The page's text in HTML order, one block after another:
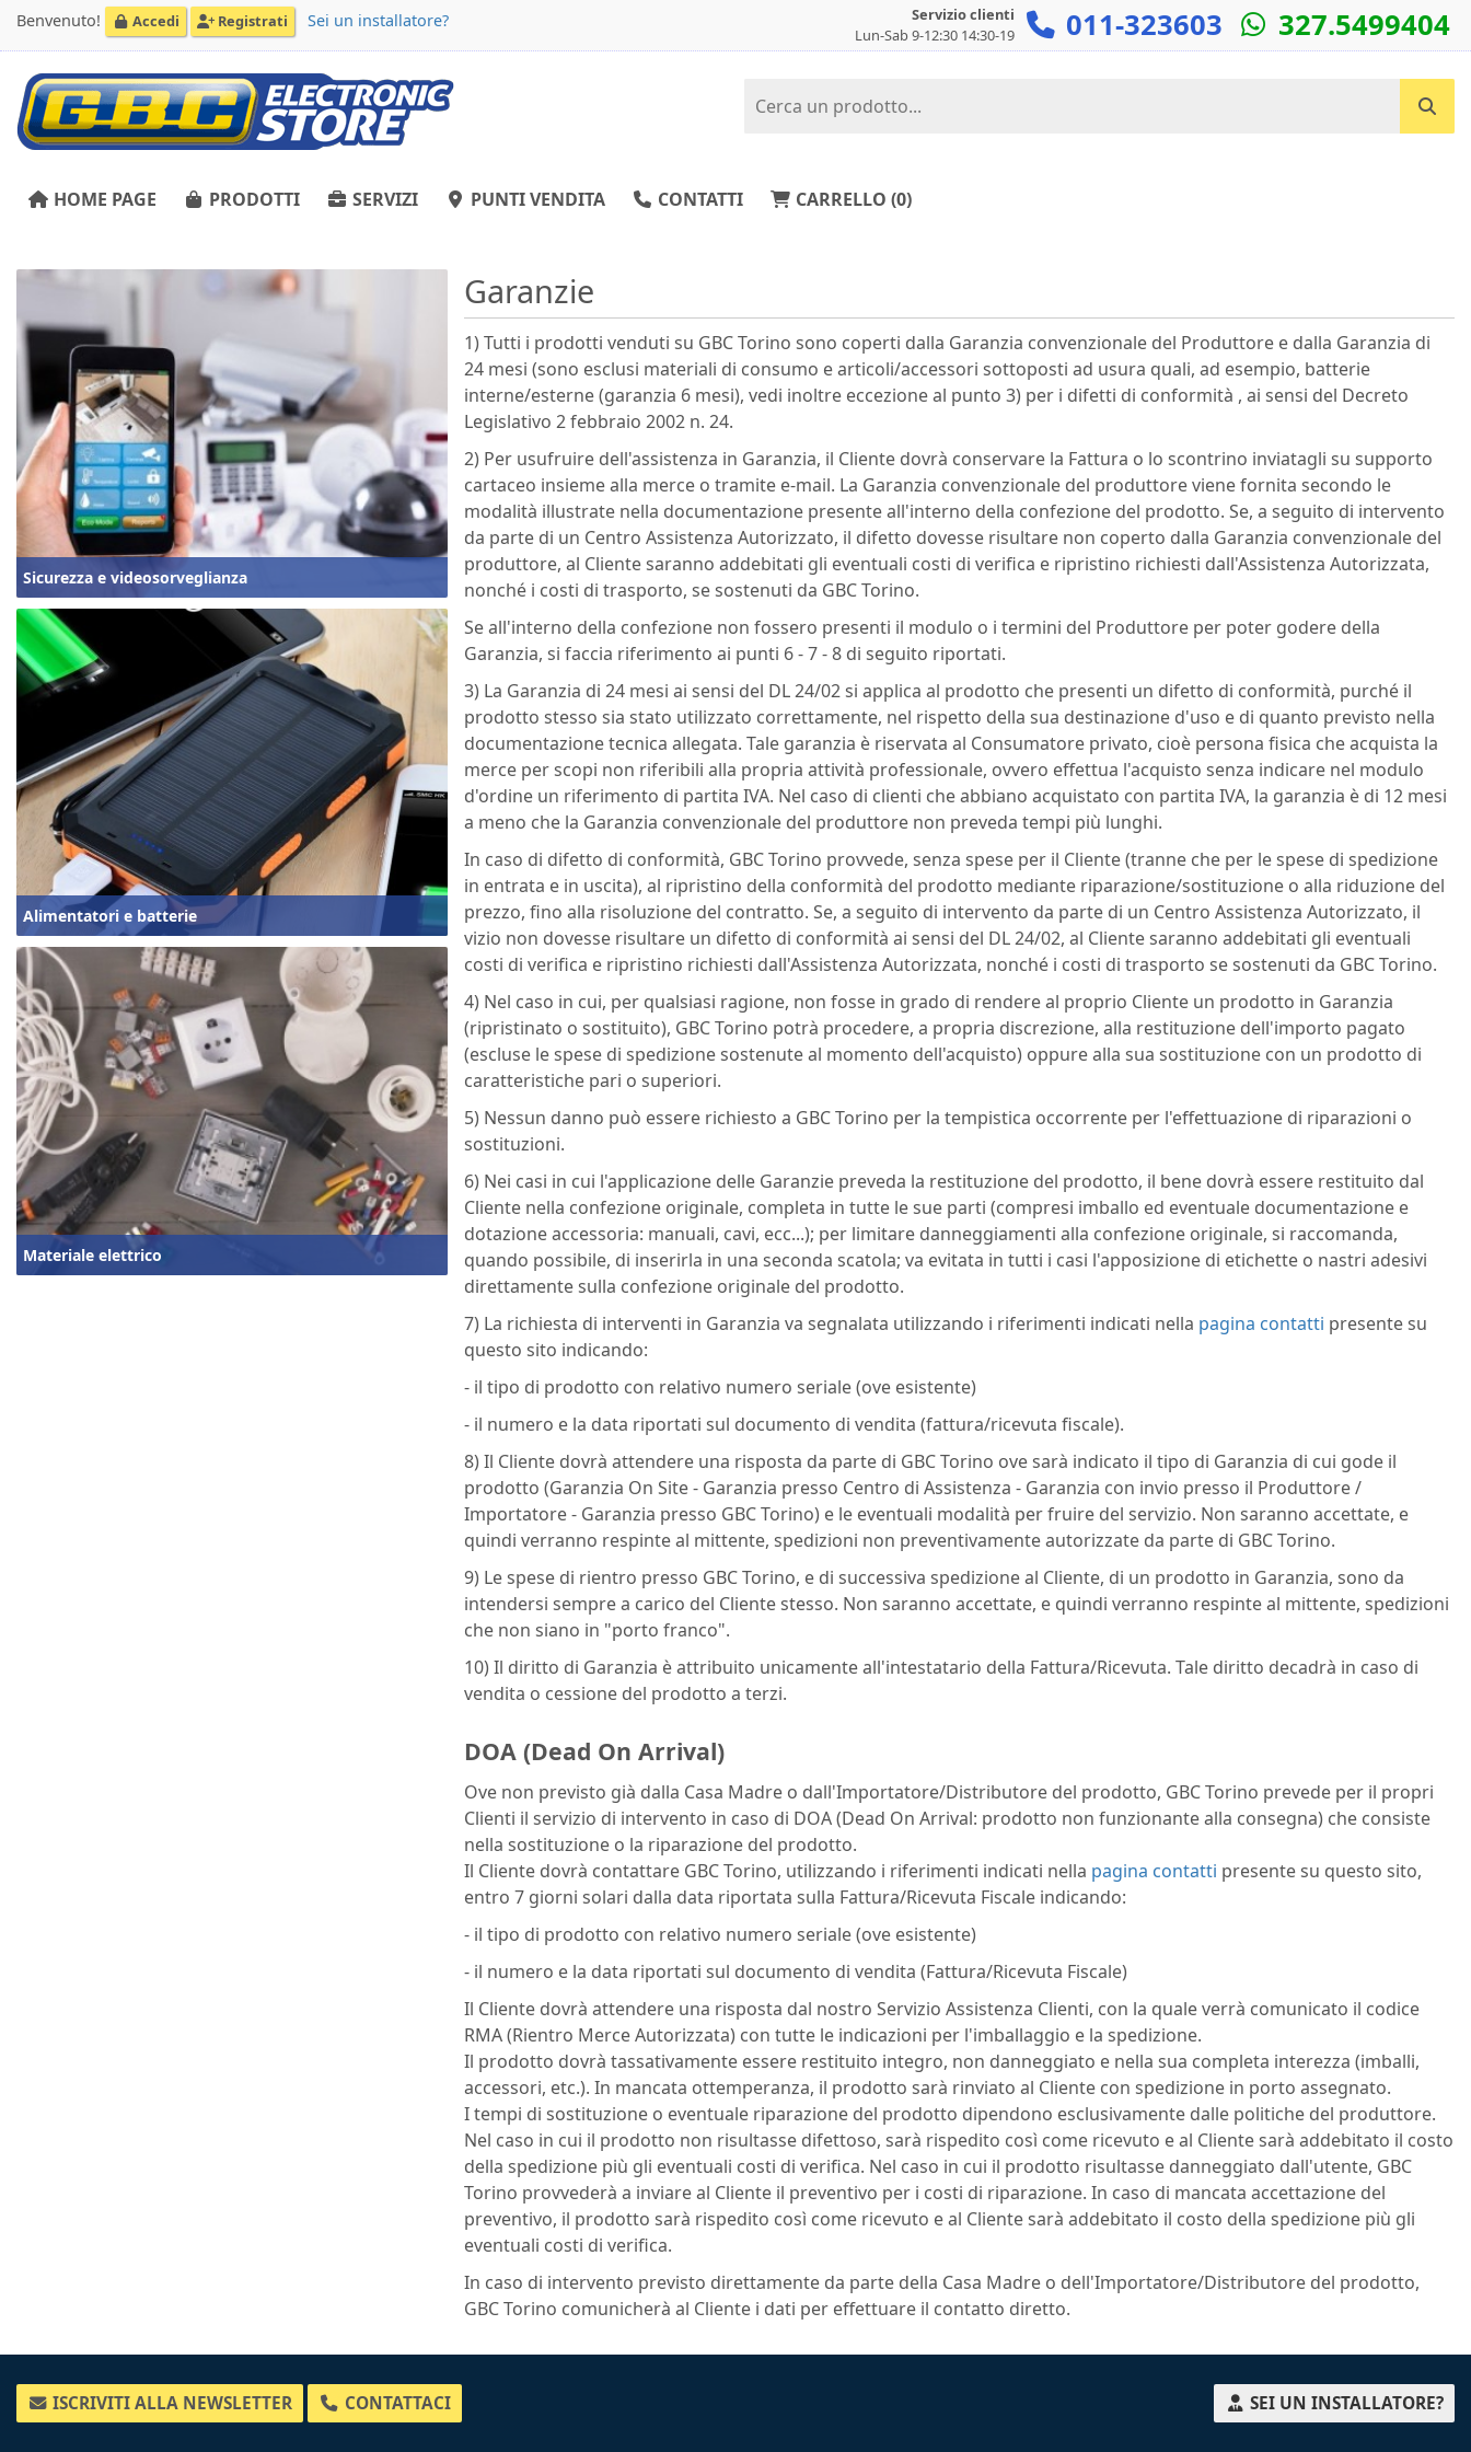
Benvenuto! Accedi Registrati Sei un installatore?
Servizio clienti
Lun-Sab 9-12:30 14:30-19
011-323603 327.5499404
Cerca un prodotto...
HOME PAGE PRODOTTI SERVIZI PUNTI VENDITA CONTATTI CARRELLO (0)
Sicurezza e videosorveglianza
Alimentatori e batterie
Materiale elettrico
Garanzie
1) Tutti i prodotti venduti su GBC Torino sono coperti dalla Garanzia convenzionale del Produttore e dalla Garanzia di
24 mesi (sono esclusi materiali di consumo e articoli/accessori sottoposti ad usura quali, ad esempio, batterie
interne/esterne (garanzia 6 mesi), vedi inoltre eccezione al punto 3) per i difetti di conformità , ai sensi del Decreto
Legislativo 2 febbraio 2002 n. 24.
2) Per usufruire dell'assistenza in Garanzia, il Cliente dovrà conservare la Fattura o lo scontrino inviatagli su supporto
cartaceo insieme alla merce o tramite e-mail. La Garanzia convenzionale del produttore viene fornita secondo le
modalità illustrate nella documentazione presente all'interno della confezione del prodotto. Se, a seguito di intervento
da parte di un Centro Assistenza Autorizzato, il difetto dovesse risultare non coperto dalla Garanzia convenzionale del
produttore, al Cliente saranno addebitati gli eventuali costi di verifica e ripristino richiesti dall'Assistenza Autorizzata,
nonché i costi di trasporto, se sostenuti da GBC Torino.
Se all'interno della confezione non fossero presenti il modulo o i termini del Produttore per poter godere della
Garanzia, si faccia riferimento ai punti 6 - 7 - 8 di seguito riportati.
3) La Garanzia di 24 mesi ai sensi del DL 24/02 si applica al prodotto che presenti un difetto di conformità, purché il
prodotto stesso sia stato utilizzato correttamente, nel rispetto della sua destinazione d'uso e di quanto previsto nella
documentazione tecnica allegata. Tale garanzia è riservata al Consumatore privato, cioè persona fisica che acquista la
merce per scopi non riferibili alla propria attività professionale, ovvero effettua l'acquisto senza indicare nel modulo
d'ordine un riferimento di partita IVA. Nel caso di clienti che abbiano acquistato con partita IVA, la garanzia è di 12 mesi
a meno che la Garanzia convenzionale del produttore non preveda tempi più lunghi.
In caso di difetto di conformità, GBC Torino provvede, senza spese per il Cliente (tranne che per le spese di spedizione
in entrata e in uscita), al ripristino della conformità del prodotto mediante riparazione/sostituzione o alla riduzione del
prezzo, fino alla risoluzione del contratto. Se, a seguito di intervento da parte di un Centro Assistenza Autorizzato, il
vizio non dovesse risultare un difetto di conformità ai sensi del DL 24/02, al Cliente saranno addebitati gli eventuali
costi di verifica e ripristino richiesti dall'Assistenza Autorizzata, nonché i costi di trasporto se sostenuti da GBC Torino.
4) Nel caso in cui, per qualsiasi ragione, non fosse in grado di rendere al proprio Cliente un prodotto in Garanzia
(ripristinato o sostituito), GBC Torino potrà procedere, a propria discrezione, alla restituzione dell'importo pagato
(escluse le spese di spedizione sostenute al momento dell'acquisto) oppure alla sua sostituzione con un prodotto di
caratteristiche pari o superiori.
5) Nessun danno può essere richiesto a GBC Torino per la tempistica occorrente per l'effettuazione di riparazioni o
sostituzioni.
6) Nei casi in cui l'applicazione delle Garanzie preveda la restituzione del prodotto, il bene dovrà essere restituito dal
Cliente nella confezione originale, completa in tutte le sue parti (compresi imballo ed eventuale documentazione e
dotazione accessoria: manuali, cavi, ecc...); per limitare danneggiamenti alla confezione originale, si raccomanda,
quando possibile, di inserirla in una seconda scatola; va evitata in tutti i casi l'apposizione di etichette o nastri adesivi
direttamente sulla confezione originale del prodotto.
7) La richiesta di interventi in Garanzia va segnalata utilizzando i riferimenti indicati nella pagina contatti presente su
questo sito indicando:
- il tipo di prodotto con relativo numero seriale (ove esistente)
- il numero e la data riportati sul documento di vendita (fattura/ricevuta fiscale).
8) Il Cliente dovrà attendere una risposta da parte di GBC Torino ove sarà indicato il tipo di Garanzia di cui gode il
prodotto (Garanzia On Site - Garanzia presso Centro di Assistenza - Garanzia con invio presso il Produttore /
Importatore - Garanzia presso GBC Torino) e le eventuali modalità per fruire del servizio. Non saranno accettate, e
quindi verranno respinte al mittente, spedizioni non preventivamente autorizzate da parte di GBC Torino.
9) Le spese di rientro presso GBC Torino, e di successiva spedizione al Cliente, di un prodotto in Garanzia, sono da
intendersi sempre a carico del Cliente stesso. Non saranno accettate, e quindi verranno respinte al mittente, spedizioni
che non siano in "porto franco".
10) Il diritto di Garanzia è attribuito unicamente all'intestatario della Fattura/Ricevuta. Tale diritto decadrà in caso di
vendita o cessione del prodotto a terzi.
DOA (Dead On Arrival)
Ove non previsto già dalla Casa Madre o dall'Importatore/Distributore del prodotto, GBC Torino prevede per il propri
Clienti il servizio di intervento in caso di DOA (Dead On Arrival: prodotto non funzionante alla consegna) che consiste
nella sostituzione o la riparazione del prodotto.
Il Cliente dovrà contattare GBC Torino, utilizzando i riferimenti indicati nella pagina contatti presente su questo sito,
entro 7 giorni solari dalla data riportata sulla Fattura/Ricevuta Fiscale indicando:
- il tipo di prodotto con relativo numero seriale (ove esistente)
- il numero e la data riportati sul documento di vendita (Fattura/Ricevuta Fiscale)
Il Cliente dovrà attendere una risposta dal nostro Servizio Assistenza Clienti, con la quale verrà comunicato il codice
RMA (Rientro Merce Autorizzata) con tutte le indicazioni per l'imballaggio e la spedizione.
Il prodotto dovrà tassativamente essere restituito integro, non danneggiato e nella sua completa interezza (imballi,
accessori, etc.). In mancata ottemperanza, il prodotto sarà rinviato al Cliente con spedizione in porto assegnato.
I tempi di sostituzione o eventuale riparazione del prodotto dipendono esclusivamente dalle politiche del produttore.
Nel caso in cui il prodotto non risultasse difettoso, sarà rispedito così come ricevuto e al Cliente sarà addebitato il costo
della spedizione più gli eventuali costi di verifica. Nel caso in cui il prodotto risultasse danneggiato dall'utente, GBC
Torino provvederà a inviare al Cliente il preventivo per i costi di riparazione. In caso di mancata accettazione del
preventivo, il prodotto sarà rispedito così come ricevuto e al Cliente sarà addebitato il costo della spedizione più gli
eventuali costi di verifica.
In caso di intervento previsto direttamente da parte della Casa Madre o dell'Importatore/Distributore del prodotto,
GBC Torino comunicherà al Cliente i dati per effettuare il contatto diretto.
ISCRIVITI ALLA NEWSLETTER CONTATTACI SEI UN INSTALLATORE?